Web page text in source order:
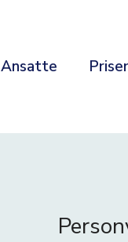
Ansatte Priser